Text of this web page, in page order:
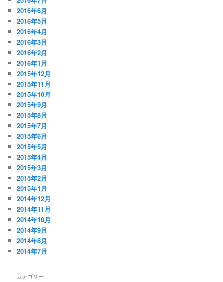
2016年6月
2016年5月
2016年4月
2016年3月
2016年2月
2016年1月
2015年12月
2015年11月
2015年10月
2015年9月
2015年8月
2015年7月
2015年6月
2015年5月
2015年4月
2015年3月
2015年2月
2015年1月
2014年12月
2014年11月
2014年10月
2014年9月
2014年8月
2014年7月
カテゴリー